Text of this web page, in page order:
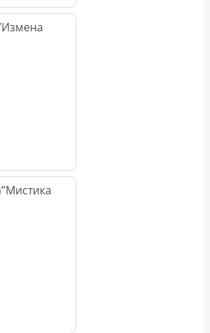
Измена
Мистика